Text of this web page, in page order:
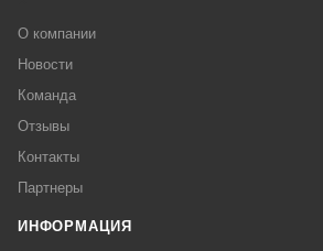
О компании
Новости
Команда
Отзывы
Контакты
Партнеры
ИНФОРМАЦИЯ